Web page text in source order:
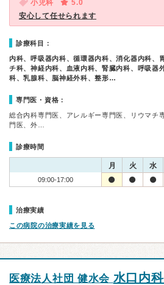
小児科
5.0
安心して任せられます
診療科目：
内科、呼吸器内科、循環器内科、消化器内科、
チ科、神経内科、血液内科、腎臓内科、呼吸器
科、乳腺科、脳神経外科、整形…
専門医・資格：
総合内科専門医、アレルギー専門医、リウマチ
門医、外…
診療時間
月 火 水
09:00-17:00
治療実績
この病院の治療実績を見る
医療法人社団 健水会 水口内